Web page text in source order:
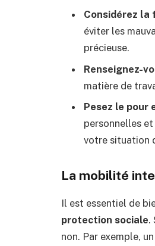
Considérez la
éviter les
précieuse.
Renseignez-
matière de
Pesez le pour
personnelles
votre situation
La mobilité
Il est essentiel de
protection sociale.
non. Par exemple, un